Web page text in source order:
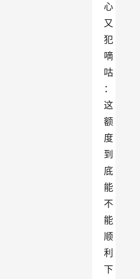
心
又
犯
嘀
咕
：
这
额
度
到
底
能
不
能
顺
利
下